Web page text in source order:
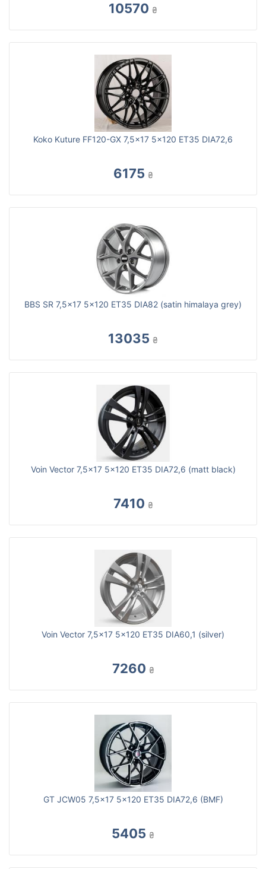
10570 ₴
Koko Kuture FF120-GX 7,5x17 5x120 ET35 DIA72,6
6175 ₴
BBS SR 7,5x17 5x120 ET35 DIA82 (satin himalaya grey)
13035 ₴
Voin Vector 7,5x17 5x120 ET35 DIA72,6 (matt black)
7410 ₴
Voin Vector 7,5x17 5x120 ET35 DIA60,1 (silver)
7260 ₴
GT JCW05 7,5x17 5x120 ET35 DIA72,6 (BMF)
5405 ₴